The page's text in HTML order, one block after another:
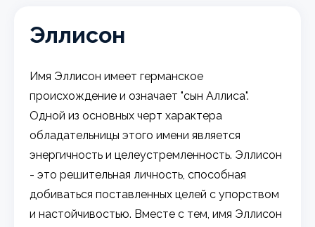
Эллисон
Имя Эллисон имеет германское
происхождение и означает "сын Аллиса".
Одной из основных черт характера
обладательницы этого имени является
энергичность и целеустремленность. Эллисон
- это решительная личность, способная
добиваться поставленных целей с упорством
и настойчивостью. Вместе с тем, имя Эллисон